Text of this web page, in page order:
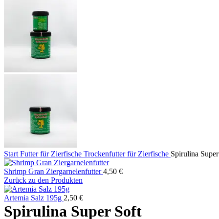
Start Futter für Zierfische Trockenfutter für Zierfische Spirulina
Shrimp Gran Ziergarnelenfutter4,50 €
Zurück zu den Produkten
Artemia Salz 195g 2,50 €
Spirulina Super Soft